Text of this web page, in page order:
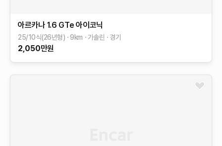
아르카나 1.6 GTe 아이코닉
25/10식(26년형) 9km 가솔린 경기
2,050만원